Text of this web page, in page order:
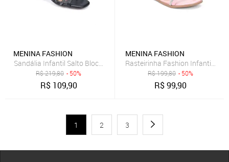
MENINA FASHION
Sandália Infantil Salto Bloco De Strass Tira Laço Preta
R$219,80 - 50%
R$ 109,90
MENINA FASHION
Rasteirinha Fashion Infantil
R$199,80 - 50%
R$99,90
1 2 3